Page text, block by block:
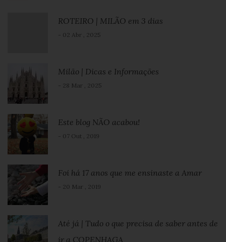
ROTEIRO | MILÃO em 3 dias
- 02 Abr , 2025
Milão | Dicas e Informações
- 28 Mar , 2025
Este blog NÃO acabou!
- 07 Out , 2019
Foi há 17 anos que me ensinaste a Amar
- 20 Mar , 2019
Até já | Tudo o que precisa de saber antes de
ir a COPENHAGA